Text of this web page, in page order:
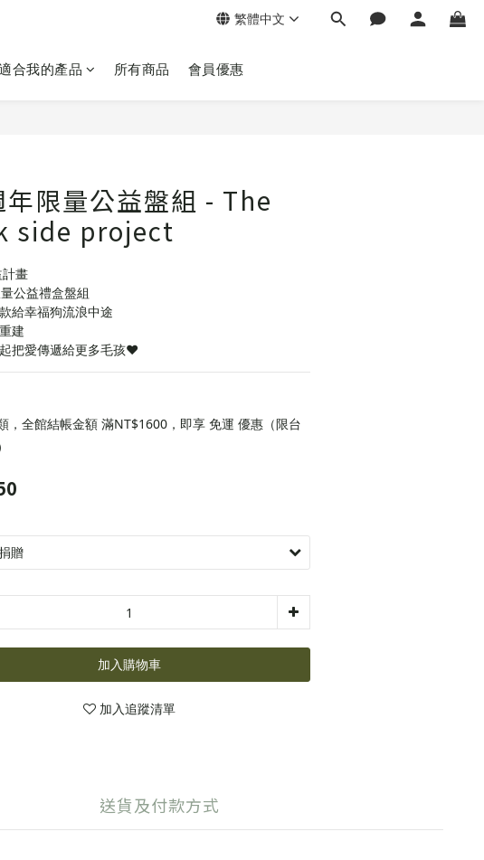
繁體中文
合我的產品 所有商品 會員優惠
年限量公益盤組 - The
side project
畫
公益禮盒盤組
給幸福狗流浪中途
建
把愛傳遞給更多毛孩❤️
，全館結帳金額 滿NT$1600，即享 免運 優惠（限台
加入購物車
加入追蹤清單
送貨及付款方式